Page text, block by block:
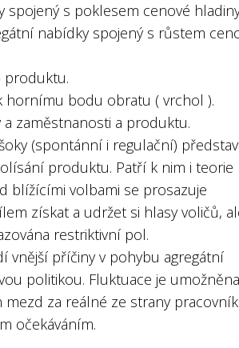
spojený s poklesem cenové
nabídky spojený s růstem
produktu.
hornímu bodu obratu ( vrchol ).
zaměstnanosti a produktu.
(spontánní i regulační)
produktu. Patří k nim i teorie
blížícími volbami se prosazuje
získat a udržet si hlasy voličů,
restriktivní pol.
vnější příčiny v pohybu agregátní
politikou. Fluktuace je umožněna
za reálné ze strany
očekáváním.